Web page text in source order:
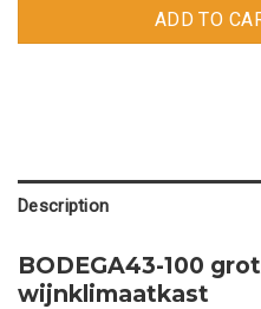
ADD TO
Description
BODEGA43-100
wijnklimaatkast